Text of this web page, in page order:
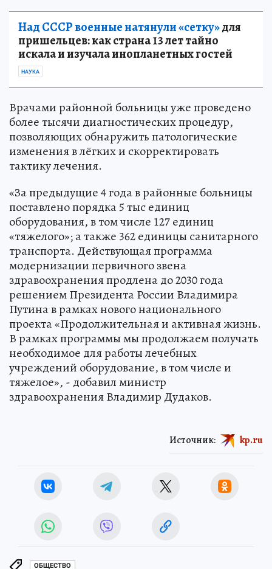
Над СССР военные натянули «сетку»для
пришельцев: как страна 13 лет тайно
искала и изучала инопланетных гостей
НАУКА
Врачами районной больницы уже проведено
более тысячи диагностических процедур,
позволяющих обнаружить патологические
изменения в лёгких и скорректировать
тактику лечения.
«За предыдущие 4 года в районные больницы
поставлено порядка 5 тыс единиц
оборудования, в том числе 127 единиц
«тяжелого»; а также 362 единицы санитарного
транспорта. Действующая программа
модернизации первичного звена
здравоохранения продлена до 2030 года
решением Президента России Владимира
Путина в рамках нового национального
проекта «Продолжительная и активная жизнь.
В рамках программы мы продолжаем получать
необходимое для работы лечебных
учреждений оборудование, в том числе и
тяжелое», - добавил министр
здравоохранения Владимир Дудаков.
Источник: kp.ru
ОБЩЕСТВО